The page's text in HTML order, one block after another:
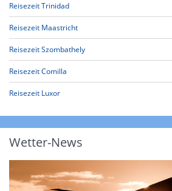
Reisezeit Trinidad
Reisezeit Maastricht
Reisezeit Szombathely
Reisezeit Comilla
Reisezeit Luxor
Wetter-News